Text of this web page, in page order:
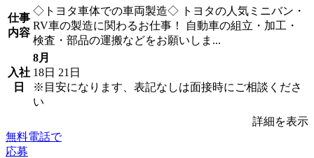
仕事
内容
◇トヨタ車体での車両製造◇ トヨタの人気ミニバン・
RV車の製造に関わるお仕事！ 自動車の組立・加工・
検査・部品の運搬などをお願いしま...
入社
日
8月
18日 21日
※目安になります、表記なしは面接時にご相談くださ
い
詳細を表示
無料電話で
応募